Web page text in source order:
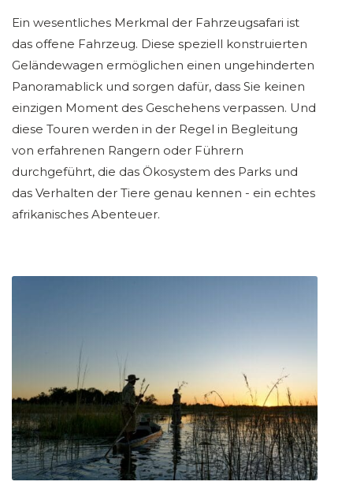
Ein wesentliches Merkmal der Fahrzeugsafari ist
das offene Fahrzeug. Diese speziell konstruierten
Geländewagen ermöglichen einen ungehinderten
Panoramablick und sorgen dafür, dass Sie keinen
einzigen Moment des Geschehens verpassen. Und
diese Touren werden in der Regel in Begleitung
von erfahrenen Rangern oder Führern
durchgeführt, die das Ökosystem des Parks und
das Verhalten der Tiere genau kennen - ein echtes
afrikanisches Abenteuer.